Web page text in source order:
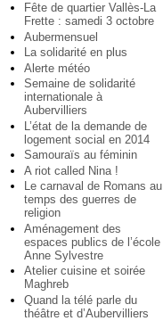
Fête de quartier Vallès-La
Frette : samedi 3 octobre
Aubermensuel
La solidarité en plus
Alerte météo
Semaine de solidarité
internationale à
Aubervilliers
L’état de la demande de
logement social en 2014
Samouraïs au féminin
A riot called Nina !
Le carnaval de Romans au
temps des guerres de
religion
Aménagement des
espaces publics de l’école
Anne Sylvestre
Atelier cuisine et soirée
Maghreb
Quand la télé parle du
théâtre et d’Aubervilliers